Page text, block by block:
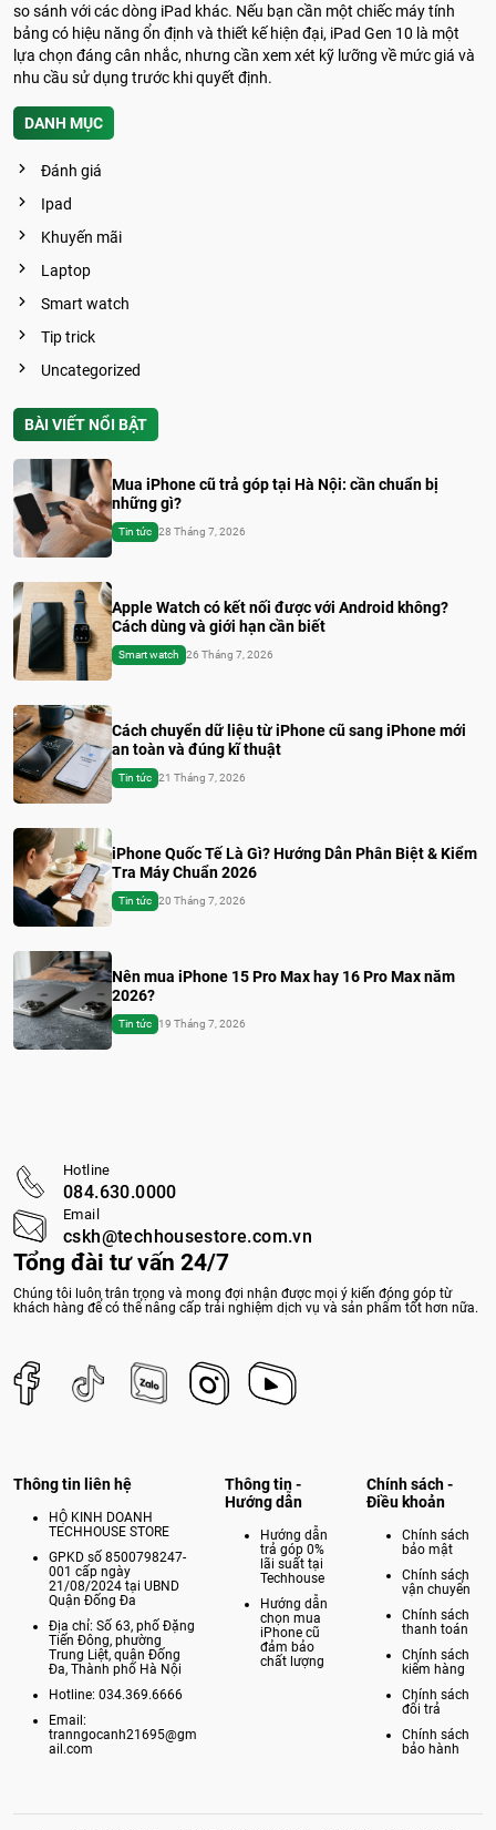
so sánh với các dòng iPad khác. Nếu bạn cần một chiếc máy tính
bảng có hiệu năng ổn định và thiết kế hiện đại, iPad Gen 10 là một
lựa chọn đáng cân nhắc, nhưng cần xem xét kỹ lưỡng về mức giá và
nhu cầu sử dụng trước khi quyết định.
DANH MỤC
Đánh giá
Ipad
Khuyến mãi
Laptop
Smart watch
Tip trick
Uncategorized
BÀI VIẾT NỔI BẬT
Mua iPhone cũ trả góp tại Hà Nội: cần chuẩn bị
những gì?
Tin tức 28 Tháng 7, 2026
Apple Watch có kết nối được với Android không?
Cách dùng và giới hạn cần biết
Smart watch 26 Tháng 7, 2026
Cách chuyển dữ liệu từ iPhone cũ sang iPhone mới
an toàn và đúng kĩ thuật
Tin tức 21 Tháng 7, 2026
iPhone Quốc Tế Là Gì? Hướng Dẫn Phân Biệt & Kiểm
Tra Máy Chuẩn 2026
Tin tức 20 Tháng 7, 2026
Nên mua iPhone 15 Pro Max hay 16 Pro Max năm
2026?
Tin tức 19 Tháng 7, 2026
Tổng đài tư vấn 24/7
Chúng tôi luôn trân trọng và mong đợi nhận được mọi ý kiến đóng góp từ
khách hàng để có thể nâng cấp trải nghiệm dịch vụ và sản phẩm tốt hơn nữa.
Hotline
084.630.0000
Email
cskh@techhousestore.com.vn
Thông tin liên hệ
HỘ KINH DOANH
TECHHOUSE STORE
GPKD số 8500798247-
001 cấp ngày
21/08/2024 tại UBND
Quận Đống Đa
Địa chỉ: Số 63, phố Đặng
Tiến Đông, phường
Trung Liệt, quận Đống
Đa, Thành phố Hà Nội
Hotline: 034.369.6666
Email:
tranngocanh21695@gm
ail.com
Thông tin -
Hướng dẫn
Hướng dẫn
trả góp 0%
lãi suất tại
Techhouse
Hướng dẫn
chọn mua
iPhone cũ
đảm bảo
chất lượng
Chính sách -
Điều khoản
Chính sách
bảo mật
Chính sách
vận chuyển
Chính sách
thanh toán
Chính sách
kiểm hàng
Chính sách
đổi trả
Chính sách
bảo hành